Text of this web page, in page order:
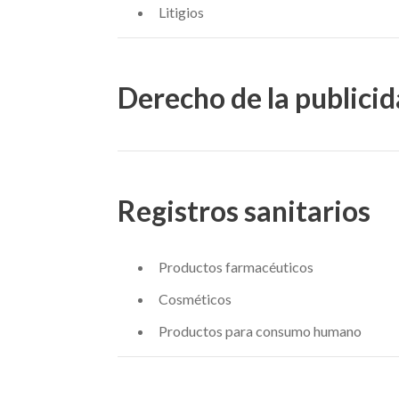
Litigios
Derecho de la
Registros sanitarios
Productos farmacéuticos
Cosméticos
Productos para consumo humano